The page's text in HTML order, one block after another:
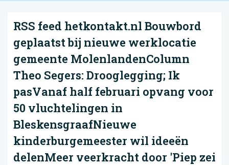
RSS feed hetkontakt.nl Bouwbord
geplaatst bij nieuwe werklocatie
gemeente MolenlandenColumn
Theo Segers: Drooglegging; Ik
pasVanaf half februari opvang voor
50 vluchtelingen in
BleskensgraafNieuwe
kinderburgemeester wil ideeën
delenMeer veerkracht door 'Piep zei